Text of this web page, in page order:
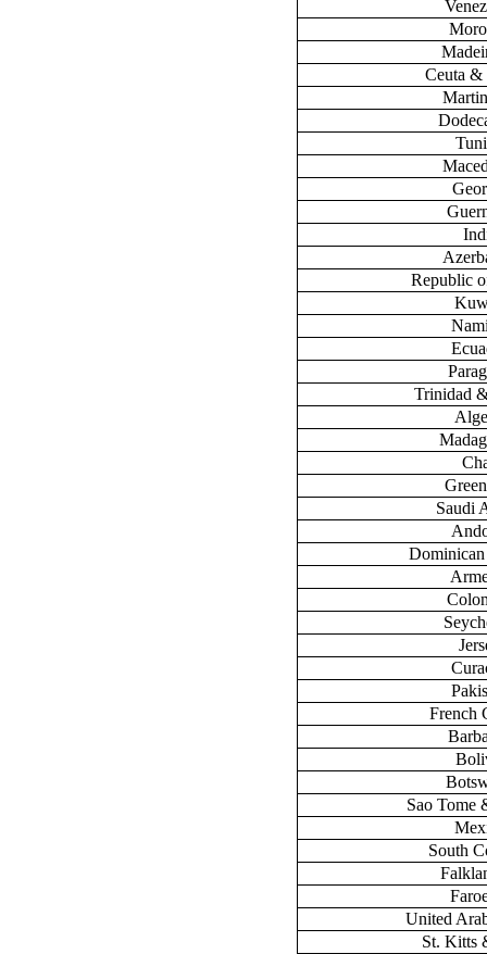
Ceuta
Republic
Trinidad
Saudi
French
Sao Tome
South
United
St. Kitts